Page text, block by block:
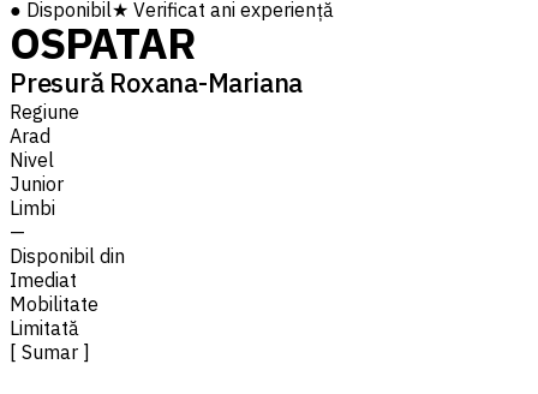
● Disponibil★ Verificat ani experiență
OSPATAR
Presură Roxana-Mariana
Regiune
Arad
Nivel
Junior
Limbi
—
Disponibil din
Imediat
Mobilitate
Limitată
[ Sumar ]